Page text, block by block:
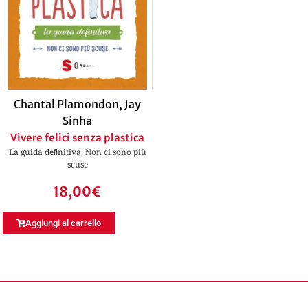
Chantal Plamondon, Jay
Sinha
Vivere felici senza plastica
La guida deﬁnitiva. Non ci sono più
scuse
18,00€
Aggiungi al carrello